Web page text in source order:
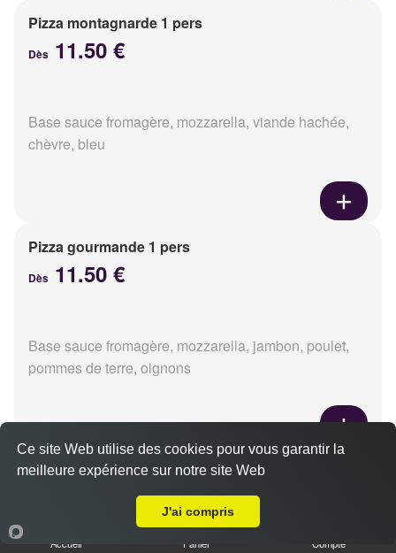
Pizza montagnarde 1 pers
Dès 11.50 €
Base sauce fromagère, mozzarella, viande hachée,
chèvre, bleu
Pizza gourmande 1 pers
Dès 11.50 €
Base sauce fromagère, mozzarella, jambon, poulet,
pommes de terre, oignons
Pizza tikka 1 pers
Accueil Panier Compte
Ce site Web utilise des cookies pour vous garantir la
meilleure expérience sur notre site Web
J'ai compris